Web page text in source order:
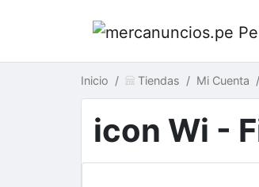
Inicio Tiendas Mi Cuenta
icon Wi -